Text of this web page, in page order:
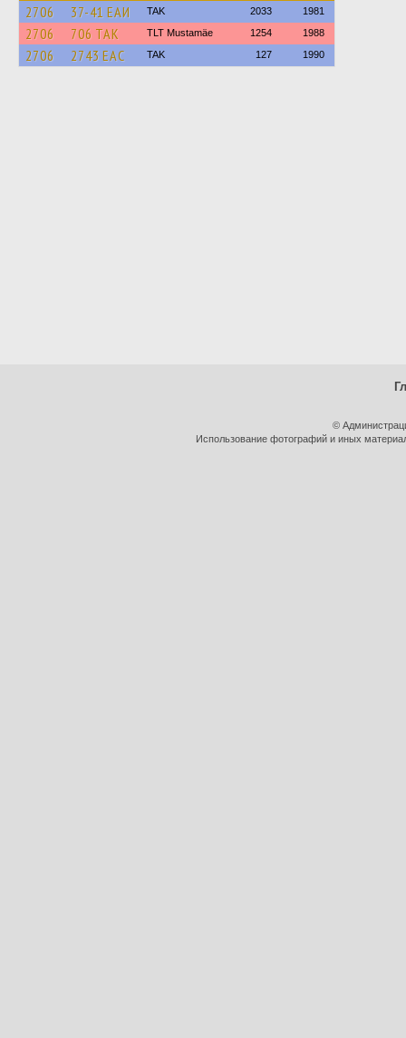
2706 37-41 EAИ TAK 2033 1981
2706 706 TAK TLT Mustamäe 1254 1988
2706 2743 ЕАС TAK 127 1990
©
Использование фотографий и иных